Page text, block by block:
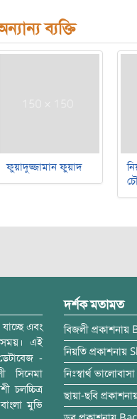
ব্যক্তি
ফুয়াদুজ্জামান ফুয়াদ
এবং
সময়। এই
-
সিনেমা
চলচ্চিত্র
মুভি
দর্শক মতামত
বিজলী প্রকাশনায়
নিয়তি প্রকাশনায়
নিঃস্বার্থ ভালোবাসা
ছায়া-ছবি